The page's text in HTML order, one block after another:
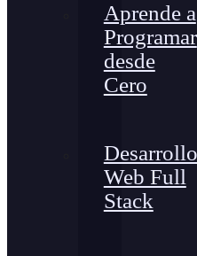
Aprende a
Programar
desde
Cero
Desarrollo
Web Full
Stack